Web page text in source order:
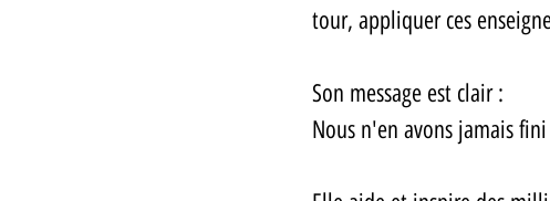
tour, appliquer ces
Son message est clair :
Nous n'en avons jamais